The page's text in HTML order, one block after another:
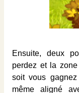
Ensuite, deux
perdez et la
soit vous
même aligné